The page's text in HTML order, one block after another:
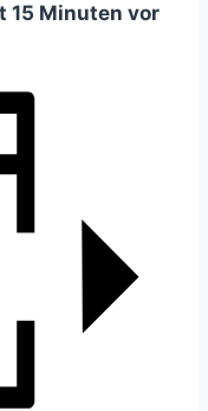
15 Minuten vor